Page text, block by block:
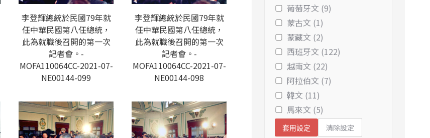
李登輝總統於民國79年就
任中華民國第八任總統，
此為就職後召開的第一次
記者會。-
MOFA110064CC-2021-07-
NE00144-099
李登輝總統於民國79年就
任中華民國第八任總統，
此為就職後召開的第一次
記者會。-
MOFA110064CC-2021-07-
NE00144-098
葡萄牙文 (9)
蒙古文 (1)
蒙藏文 (2)
西班牙文 (122)
越南文 (22)
阿拉伯文 (7)
韓文 (11)
馬來文 (5)
套用設定 清除設定